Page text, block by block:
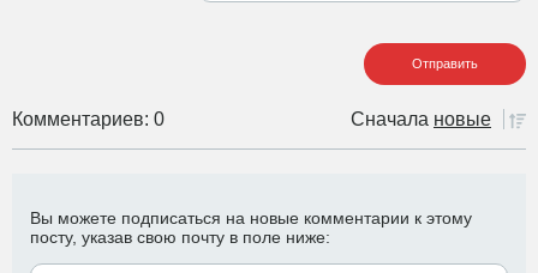
Комментариев: 0 Сначала новые
Вы можете подписаться на новые комментарии к этому
посту, указав свою почту в поле ниже: